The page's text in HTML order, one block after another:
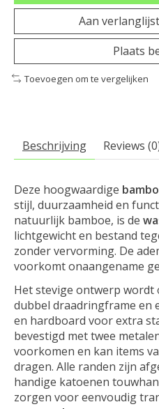
Aan
Plaats
Toevoegen om te vergelijken
Beschrijving Reviews
Deze hoogwaardige
stijl, duurzaamheid en
natuurlijk bamboe, is de
lichtgewicht en bestand
zonder vervorming. De
voorkomt onaangename
Het stevige ontwerp wordt
dubbel draadringframe en
en hardboard voor extra
bevestigd met twee
voorkomen en kan items
dragen. Alle randen zijn
handige katoenen
zorgen voor eenvoudig